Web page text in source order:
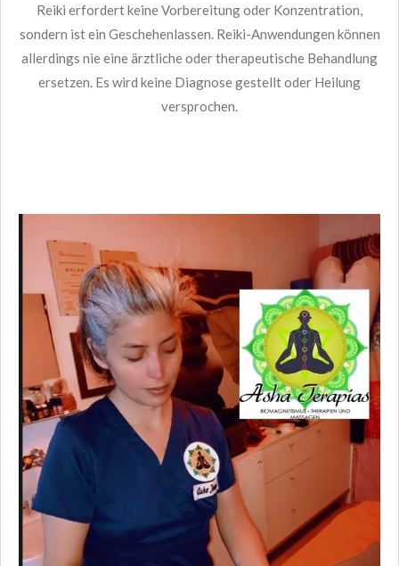
Reiki erfordert keine Vorbereitung oder Konzentration,
sondern ist ein Geschehenlassen. Reiki-Anwendungen können
allerdings nie eine ärztliche oder therapeutische Behandlung
ersetzen. Es wird keine Diagnose gestellt oder Heilung
versprochen.